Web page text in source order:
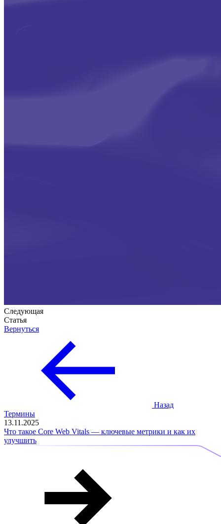
Следующая
Статья
Вернуться
Назад
Термины
13.11.2025
Что такое Core Web Vitals — ключевые метрики и как их
улучшить